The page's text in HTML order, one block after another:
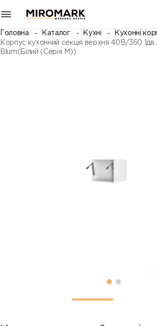
Головна Каталог Кухні
Кухонні
Корпус кухонний секцiя верхня 40В/360 1дв
Blum(Білий (Серія М))